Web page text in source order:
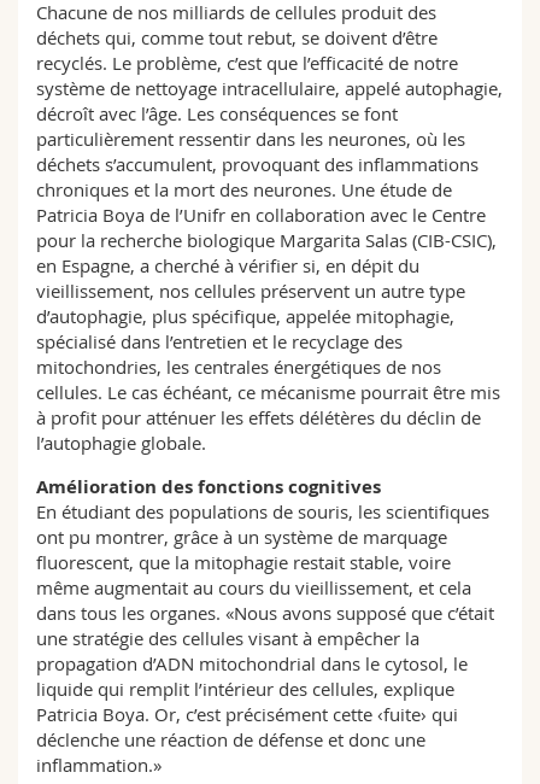
Chacune de nos milliards de cellules produit des
déchets qui, comme tout rebut, se doivent d’être
recyclés. Le problème, c’est que l’efficacité de notre
système de nettoyage intracellulaire, appelé autophagie,
décroît avec l’âge. Les conséquences se font
particulièrement ressentir dans les neurones, où les
déchets s’accumulent, provoquant des inflammations
chroniques et la mort des neurones. Une étude de
Patricia Boya de l’Unifr en collaboration avec le Centre
pour la recherche biologique Margarita Salas (CIB-CSIC),
en Espagne, a cherché à vérifier si, en dépit du
vieillissement, nos cellules préservent un autre type
d’autophagie, plus spécifique, appelée mitophagie,
spécialisé dans l’entretien et le recyclage des
mitochondries, les centrales énergétiques de nos
cellules. Le cas échéant, ce mécanisme pourrait être mis
à profit pour atténuer les effets délétères du déclin de
l’autophagie globale.
Amélioration des fonctions cognitives
En étudiant des populations de souris, les scientifiques
ont pu montrer, grâce à un système de marquage
fluorescent, que la mitophagie restait stable, voire
même augmentait au cours du vieillissement, et cela
dans tous les organes. «Nous avons supposé que c’était
une stratégie des cellules visant à empêcher la
propagation d’ADN mitochondrial dans le cytosol, le
liquide qui remplit l’intérieur des cellules, explique
Patricia Boya. Or, c’est précisément cette ‹fuite› qui
déclenche une réaction de défense et donc une
inflammation.»